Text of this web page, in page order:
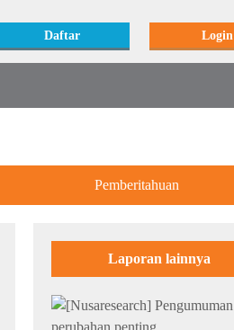
Daftar Login
Pemberitahuan
Laporan lainnya